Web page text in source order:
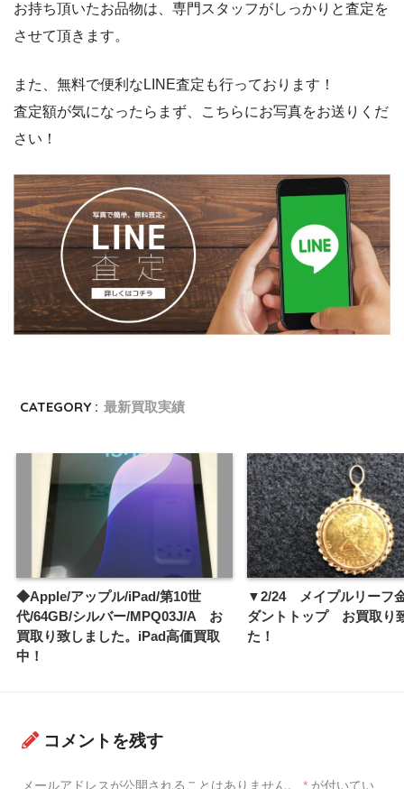
お持ち頂いたお品物は、専門スタッフがしっかりと査定を
させて頂きます。
また、無料で便利なLINE査定も行っております！
査定額が気になったらまず、こちらにお写真をお送りくだ
さい！
CATEGORY : 最新買取実績
◆Apple/アップル/iPad/第10世
代/64GB/シルバー/MPQ03J/A お
買取り致しました。iPad高価買取
中！
▼2/24 メイプルリーフ
ダントトップ お買取り
た！
コメントを残す
メールアドレスが公開されることはありません。 * が付いてい